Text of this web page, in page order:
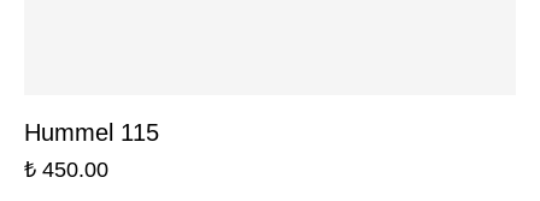
Hummel 115
₺ 450.00